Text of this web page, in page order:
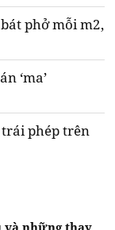
phở mỗi m2,
‘ma’
phép trên